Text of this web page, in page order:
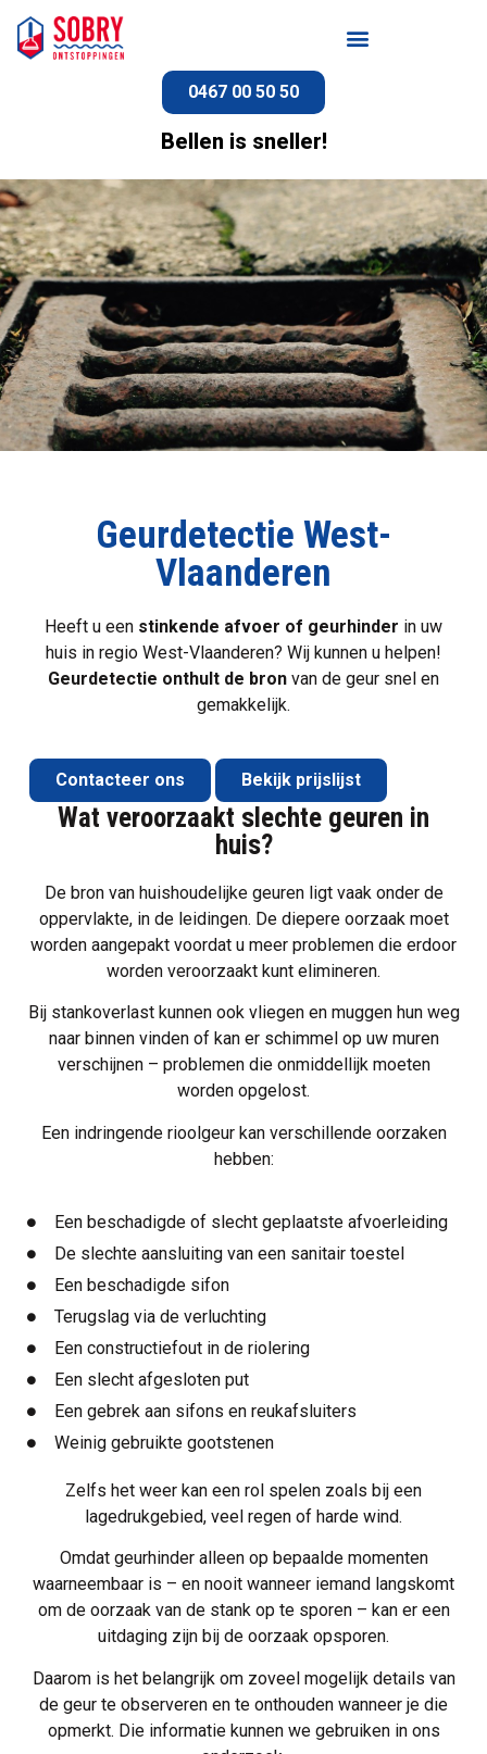
0467 00 50 50
Bellen is sneller!
Geurdetectie West-
Vlaanderen
Heeft u een stinkende afvoer of geurhinder in uw
huis in regio West-Vlaanderen? Wij kunnen u helpen!
Geurdetectie onthult de bron van de geur snel en
gemakkelijk.
Contacteer ons Bekijk prijslijst
Wat veroorzaakt slechte geuren in
huis?
De bron van huishoudelijke geuren ligt vaak onder de
oppervlakte, in de leidingen. De diepere oorzaak moet
worden aangepakt voordat u meer problemen die erdoor
worden veroorzaakt kunt elimineren.
Bij stankoverlast kunnen ook vliegen en muggen hun weg
naar binnen vinden of kan er schimmel op uw muren
verschijnen – problemen die onmiddellijk moeten
worden opgelost.
Een indringende rioolgeur kan verschillende oorzaken
hebben:
Een beschadigde of slecht geplaatste afvoerleiding
De slechte aansluiting van een sanitair toestel
Een beschadigde sifon
Terugslag via de verluchting
Een constructiefout in de riolering
Een slecht afgesloten put
Een gebrek aan sifons en reukafsluiters
Weinig gebruikte gootstenen
Zelfs het weer kan een rol spelen zoals bij een
lagedrukgebied, veel regen of harde wind.
Omdat geurhinder alleen op bepaalde momenten
waarneembaar is – en nooit wanneer iemand langskomt
om de oorzaak van de stank op te sporen – kan er een
uitdaging zijn bij de oorzaak opsporen.
Daarom is het belangrijk om zoveel mogelijk details van
de geur te observeren en te onthouden wanneer je die
opmerkt. Die informatie kunnen we gebruiken in ons